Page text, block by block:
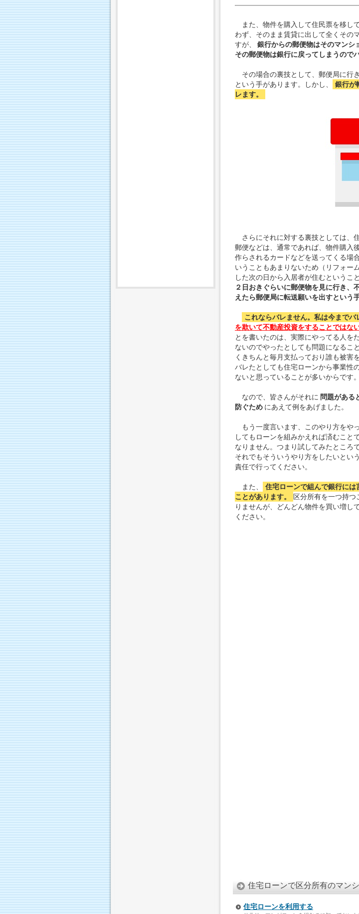
また、物件を購入して住民票を移し
わず、そのまま賃貸に出して全くその
すが、
銀行からの郵便物はそのマンシ
その郵便物は銀行に戻ってしまうので
その場合の裏技として、郵便局に行
という手があります。しかし、
銀行が
レます。
さらにそれに対する裏技としては、
郵便などは、通常であれば、物件購入
作らされるカードなどを送ってくる場
いうこともあまりないため（リフォー
した次の日から入居者が住むというこ
２日おきぐらいに郵便物を見に行き、
えたら郵便局に転送願いを出すという
これならバレません。私は今までバ
を欺いて不動産投資をすることではな
とを書いたのは、実際にやってる人を
ないのでやったとしても問題になるこ
くきちんと毎月支払っており誰も被害
バレたとしても住宅ローンから事業性
ないと思っていることが多いからです。
なので、皆さんがそれに 問題がある
防ぐため にあえて例をあげました。
もう一度言います、このやり方をや
してもローンを組みかえれば済むこと
なりません。つまり試してみたところ
それでもそういうやり方をしたいとい
責任で行ってください。
また、
住宅ローンで組んで銀行に
ことがあります。
区分所有を一つ持
りませんが、どんどん物件を買い増し
ください。
住宅ローンで区分所有のマン
住宅ローンを利用する